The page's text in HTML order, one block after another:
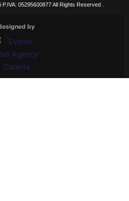
05295600877 All Rights Reserved .
by